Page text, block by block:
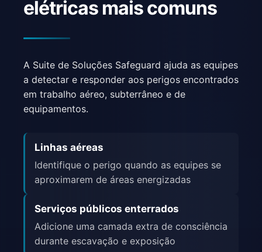
elétricas mais comuns
A Suite de Soluções Safeguard ajuda as equipes
a detectar e responder aos perigos encontrados
em trabalho aéreo, subterrâneo e de
equipamentos.
Linhas aéreas
Identifique o perigo quando as equipes se
aproximarem de áreas energizadas
Serviços públicos enterrados
Adicione uma camada extra de consciência
durante escavação e exposição